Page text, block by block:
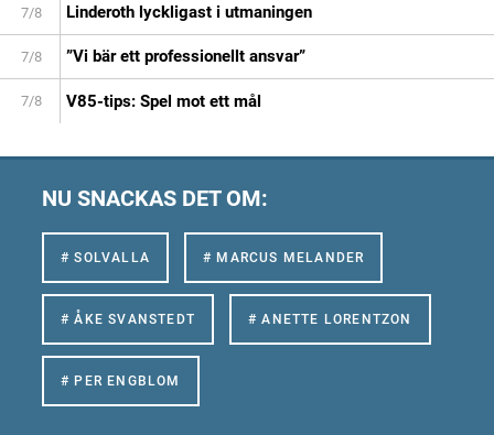
7/8 Linderoth lyckligast i utmaningen
7/8 ”Vi bär ett professionellt ansvar”
7/8 V85-tips: Spel mot ett mål
NU SNACKAS DET OM:
# SOLVALLA # MARCUS MELANDER
# ÅKE SVANSTEDT # ANETTE LORENTZON
# PER ENGBLOM